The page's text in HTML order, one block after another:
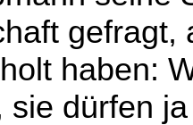
haben:
sie dürfen